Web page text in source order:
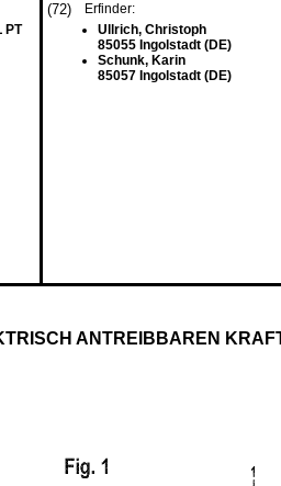
PT
(72)
Erfinder:
Ullrich, Christoph
85055 Ingolstadt (DE)
Schunk, Karin
85057 Ingolstadt (DE)
ANTREIBBAREN